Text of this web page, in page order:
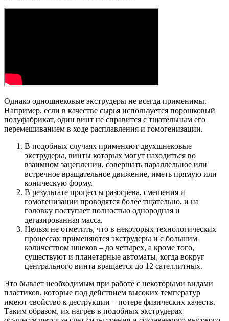
Однако одношнековые экструдеры не всегда применимы.
Например, если в качестве сырья используется порошковый
полуфабрикат, один винт не справится с тщательным его
перемешиванием в ходе расплавления и гомогенизации.
В подобных случаях применяют двухшнековые
экструдеры, винты которых могут находиться во
взаимном зацеплении, совершать параллельное или
встречное вращательное движение, иметь прямую или
коническую форму.
В результате процессы разогрева, смешения и
гомогенизации проводятся более тщательно, и на
головку поступает полностью однородная и
дегазированная масса.
Нельзя не отметить, что в некоторых технологических
процессах применяются экструдеры и с большим
количеством шнеков – до четырех, а кроме того,
существуют и планетарные автоматы, когда вокруг
центрального винта вращается до 12 сателлитных.
Это бывает необходимым при работе с некоторыми видами
пластиков, которые под действием высоких температур
имеют свойство к деструкции – потере физических качеств.
Таким образом, их нагрев в подобных экструдерах